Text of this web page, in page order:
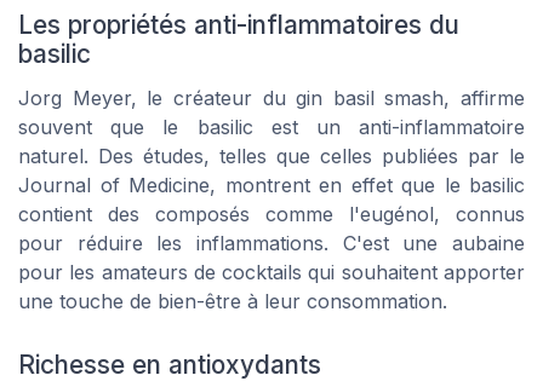
Les propriétés anti-inflammatoires du
basilic
Jorg Meyer, le créateur du gin basil smash, affirme
souvent que le basilic est un anti-inflammatoire
naturel. Des études, telles que celles publiées par le
Journal of Medicine, montrent en effet que le basilic
contient des composés comme l'eugénol, connus
pour réduire les inflammations. C'est une aubaine
pour les amateurs de cocktails qui souhaitent apporter
une touche de bien-être à leur consommation.
Richesse en antioxydants